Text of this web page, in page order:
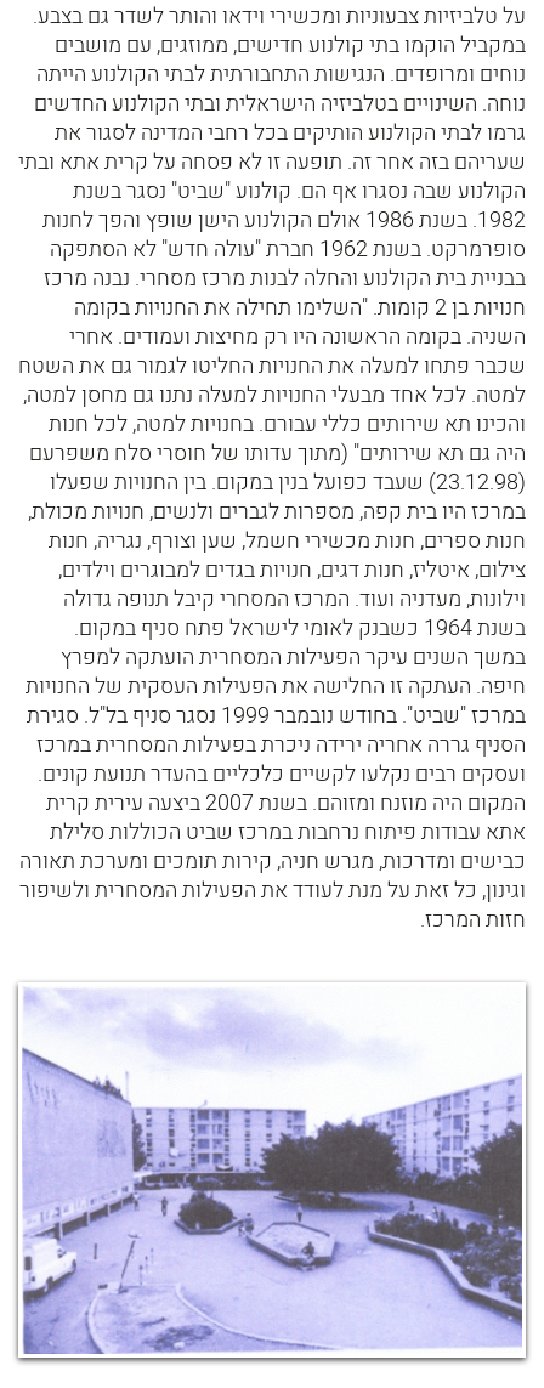
על טלביזיות צבעוניות ומכשירי וידאו והותר לשדר גם בצבע.
במקביל הוקמו בתי קולנוע חדישים, ממוזגים, עם מושבים
נוחים ומרופדים. הנגישות התחבורתית לבתי הקולנוע הייתה
נוחה. השינויים בטלביזיה הישראלית ובתי הקולנוע החדשים
גרמו לבתי הקולנוע הותיקים בכל רחבי המדינה לסגור את
שעריהם בזה אחר זה. תופעה זו לא פסחה על קרית אתא ובתי
הקולנוע שבה נסגרו אף הם. קולנוע "שביט" נסגר בשנת
1982. בשנת 1986 אולם הקולנוע הישן שופץ והפך לחנות
סופרמרקט. בשנת 1962 חברת "עולה חדש" לא הסתפקה
בבניית בית הקולנוע והחלה לבנות מרכז מסחרי. נבנה מרכז
חנויות בן 2 קומות. "השלימו תחילה את החנויות בקומה
השניה. בקומה הראשונה היו רק מחיצות ועמודים. אחרי
שכבר פתחו למעלה את החנויות החליטו לגמור גם את השטח
למטה. לכל אחד מבעלי החנויות למעלה נתנו גם מחסן למטה,
והכינו תא שירותים כללי עבורם. בחנויות למטה, לכל חנות
היה גם תא שירותים" (מתוך עדותו של חוסרי סלח משפרעם
(23.12.98) שעבד כפועל בנין במקום. בין החנויות שפעלו
במרכז היו בית קפה, מספרות לגברים ולנשים, חנויות מכולת,
חנות ספרים, חנות מכשירי חשמל, שען וצורף, נגריה, חנות
צילום, איטליז, חנות דגים, חנויות בגדים למבוגרים וילדים,
וילונות, מעדניה ועוד. המרכז המסחרי קיבל תנופה גדולה
בשנת 1964 כשבנק לאומי לישראל פתח סניף במקום.
במשך השנים עיקר הפעילות המסחרית הועתקה למפרץ
חיפה. העתקה זו החלישה את הפעילות העסקית של החנויות
במרכז "שביט". בחודש נובמבר 1999 נסגר סניף בל"ל. סגירת
הסניף גררה אחריה ירידה ניכרת בפעילות המסחרית במרכז
ועסקים רבים נקלעו לקשיים כלכליים בהעדר תנועת קונים.
המקום היה מוזנח ומזוהם. בשנת 2007 ביצעה עירית קרית
אתא עבודות פיתוח נרחבות במרכז שביט הכוללות סלילת
כבישים ומדרכות, מגרש חניה, קירות תומכים ומערכת תאורה
וגינון, כל זאת על מנת לעודד את הפעילות המסחרית ולשיפור
חזות המרכז.